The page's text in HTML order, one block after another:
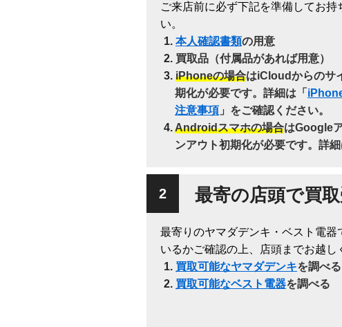
ご来店前に必ず下記を準備してお持
い。
本人確認書類の用意
買取品（付属品があれば用意）
iPhoneの場合はiCloudからのサ
期化が必要です。詳細は「
注意事項 」をご確認ください。
Androidスマホの場合はGoogle
ンアウト初期化が必要です。詳細
最寄の店頭で買
最寄りのヤマダデンキ・ベスト電器
いるかご確認の上、店頭までお越し
買取可能なヤマダデンキを調べる
買取可能なベスト電器を調べる